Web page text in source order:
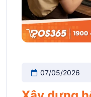
07/05/2026